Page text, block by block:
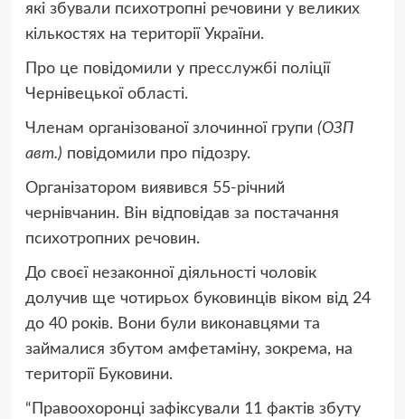
які збували психотропні речовини у великих
кількостях на території України.
Про це повідомили у пресслужбі поліції
Чернівецької області.
Членам організованої злочинної групи (ОЗП
авт.) повідомили про підозру.
Організатором виявився 55-річний
чернівчанин. Він відповідав за постачання
психотропних речовин.
До своєї незаконної діяльності чоловік
долучив ще чотирьох буковинців віком від 24
до 40 років. Вони були виконавцями та
займалися збутом амфетаміну, зокрема, на
території Буковини.
“Правоохоронці зафіксували 11 фактів збуту